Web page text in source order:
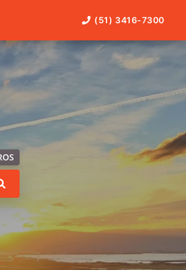
(51) 3416-7300